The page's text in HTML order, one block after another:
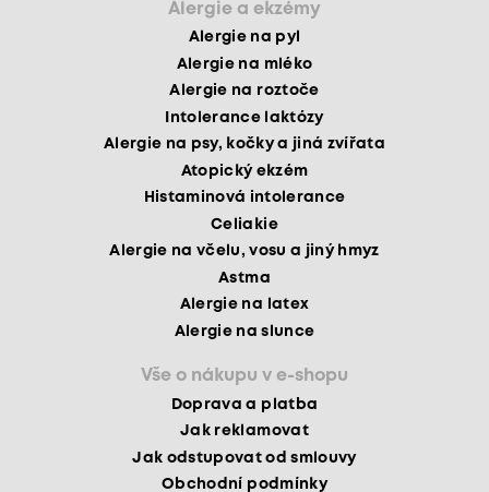
Alergie a ekzémy
Alergie na pyl
Alergie na mléko
Alergie na roztoče
Intolerance laktózy
Alergie na psy, kočky a jiná zvířata
Atopický ekzém
Histaminová intolerance
Celiakie
Alergie na včelu, vosu a jiný hmyz
Astma
Alergie na latex
Alergie na slunce
Vše o nákupu v e-shopu
Doprava a platba
Jak reklamovat
Jak odstupovat od smlouvy
Obchodní podmínky